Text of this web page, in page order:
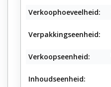
Verkoophoeveelheid:
Verpakkingseenheid:
Verkoopseenheid:
Inhoudseenheid: